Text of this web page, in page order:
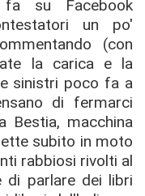
su Facebook
un po'
(con
la carica e la
sinistri poco fa a
di fermarci
Bestia, macchina
subito in moto
rabbiosi rivolti al
di parlare dei libri